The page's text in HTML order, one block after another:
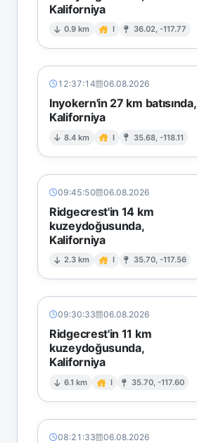
Kaliforniya
0.9 km I 36.02, -117.77
12:37:14 06.08.2026
Inyokern'in 27 km batısında,
Kaliforniya
8.4 km I 35.68, -118.11
09:45:50 06.08.2026
Ridgecrest'in 14 km
kuzeydoğusunda,
Kaliforniya
2.3 km I 35.70, -117.56
09:30:33 06.08.2026
Ridgecrest'in 11 km
kuzeydoğusunda,
Kaliforniya
6.1 km I 35.70, -117.60
08:21:33 06.08.2026